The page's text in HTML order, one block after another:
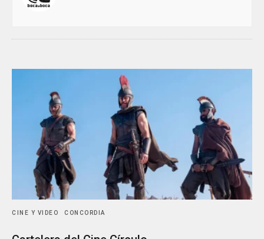
CINE Y VIDEO CONCORDIA